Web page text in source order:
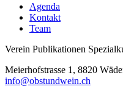
Agenda
Kontakt
Team
Verein Publikationen
Meierhofstrasse 1, 8820
info@obstundwein.ch